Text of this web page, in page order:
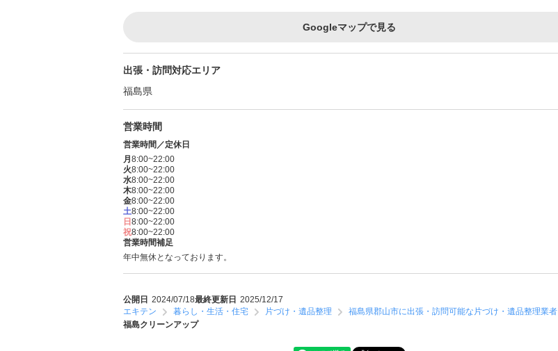
Googleマップで見る
出張・訪問対応エリア
福島県
営業時間
営業時間／定休日
月 8:00~22:00
火8:00~22:00
水8:00~22:00
木8:00~22:00
金8:00~22:00
土8:00~22:00
日 8:00~22:00
祝8:00~22:00
営業時間補足
年中無休となっております。
公開日 2024/07/18最終更新日 2025/12/17
エキテン
暮らし・生活・住宅 片づけ・遺品整理
福島県郡山市に出張・訪問可能な片づけ・遺品整理業者
福島クリーンアップ